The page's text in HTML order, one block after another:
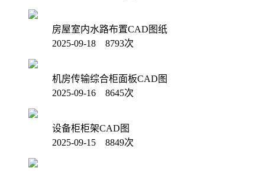
房屋室内水路布置CAD图纸
2025-09-18 8793次
机房传输综合柜面板CAD图
2025-09-16 8645次
设备柜柜架CAD图
2025-09-15 8849次